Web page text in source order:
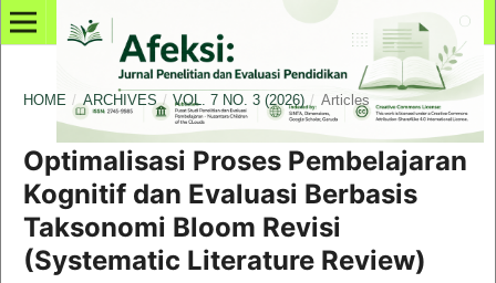
HOME / ARCHIVES / VOL. 7 NO. 3 (2026) / Articles
Optimalisasi Proses Pembelajaran
Kognitif dan Evaluasi Berbasis
Taksonomi Bloom Revisi
(Systematic Literature Review)